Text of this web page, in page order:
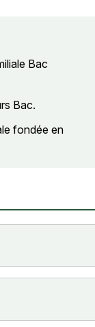
Bac
Bac.
fondée en